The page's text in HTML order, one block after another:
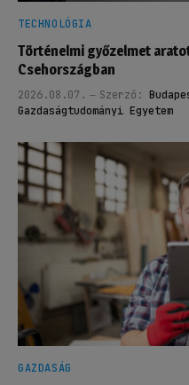
TECHNOLÓGIA
Történelmi győzelmet
Csehországban
2026.08.07. Szerző:
Gazdaságtudományi Egyetem
GAZDASÁG